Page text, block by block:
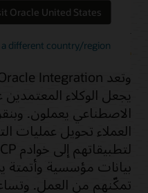
Oracle United States
a different country/region
يجعل الوكلاء المعتمدين
الاصطناعي يعملون.
العملاء تحويل عمليات
بيانات مؤسسية وأتمتة
تمكّنهم من العمل.